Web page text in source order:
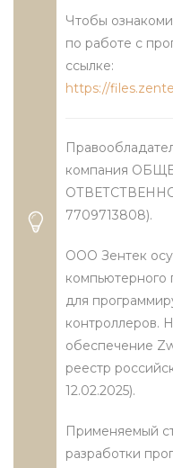
Чтобы
по работе с
ссылке:
https://
компания
7709713808).
ООО Зентек
компьютерного
для
контроллеров.
обеспечение
реестр
12.02.2025).
Применяемый
разработки